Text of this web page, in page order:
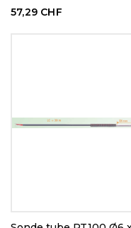
57,29 CHF